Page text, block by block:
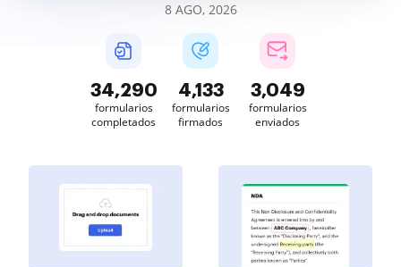
8 AGO, 2026
34,290
formularios
completados
4,133
formularios
firmados
3,049
formularios
enviados